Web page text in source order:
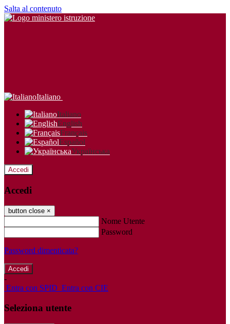
Salta al contenuto
Italiano
Italiano
English
Français
Español
Українська
Accedi
Accedi
button close ×
Nome Utente
Password
Password dimenticata?
-
Entra con SPID Entra con CIE
Seleziona utente